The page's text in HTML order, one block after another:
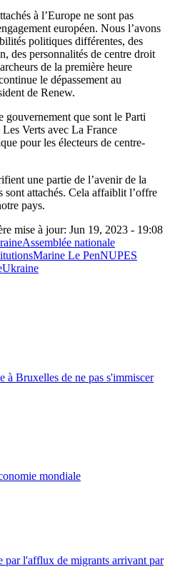
à l’Europe ne sont pas
européen. Nous l’avons
politiques différentes, des
des personnalités de centre droit
de la première heure
le dépassement au
de Renew.
gouvernement que sont le Parti
Verts avec La France
pour les électeurs de centre-
une partie de l’avenir de la
sont attachés. Cela affaiblit l’offre
pays.
mise à jour: Jun 19, 2023 - 19:08
Assemblée nationale
Marine Le PenNUPES
Ukraine
Bruxelles de ne pas s'immiscer
mondiale
par l'afflux de migrants arrivant par